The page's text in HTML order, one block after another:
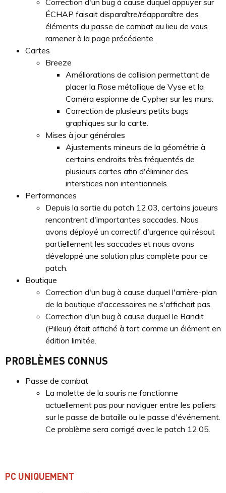
Correction d'un bug à cause duquel appuyer sur
ÉCHAP faisait disparaître/réapparaître des
éléments du passe de combat au lieu de vous
ramener à la page précédente.
Cartes
Breeze
Améliorations de collision permettant de
placer la Rose métallique de Vyse et la
Caméra espionne de Cypher sur les murs.
Correction de plusieurs petits bugs
graphiques sur la carte.
Mises à jour générales
Ajustements mineurs de la géométrie à
certains endroits très fréquentés de
plusieurs cartes afin d'éliminer des
interstices non intentionnels.
Performances
Depuis la sortie du patch 12.03, certains joueurs
rencontrent d'importantes saccades. Nous
avons déployé un correctif d'urgence qui résout
partiellement les saccades et nous avons
développé une solution plus complète pour ce
patch.
Boutique
Correction d'un bug à cause duquel l'arrière-plan
de la boutique d'accessoires ne s'affichait pas.
Correction d'un bug à cause duquel le Bandit
(Pilleur) était affiché à tort comme un élément en
édition limitée.
PROBLÈMES CONNUS
Passe de combat
La molette de la souris ne fonctionne
actuellement pas pour naviguer entre les paliers
sur le passe de bataille ou le passe d'événement.
Ce problème sera corrigé avec le patch 12.05.
PC UNIQUEMENT